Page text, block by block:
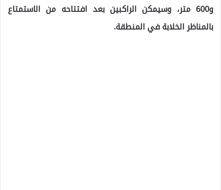
و600 متر، وسيمكن الراكبين بعد افتتاحه من الاستمتاع
بالمناظر الخلابة في المنطقة.